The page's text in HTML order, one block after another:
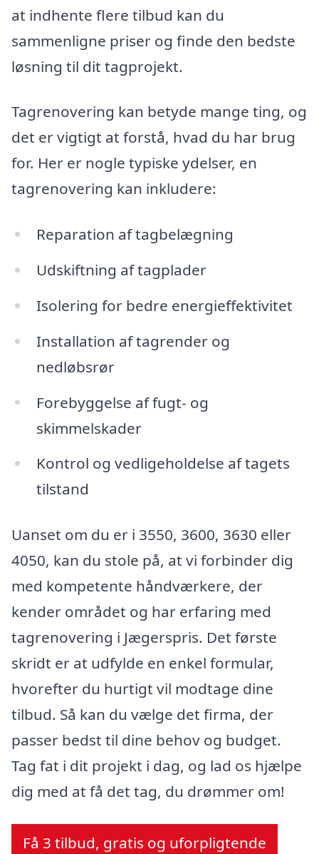
at indhente flere tilbud kan du
sammenligne priser og finde den bedste
løsning til dit tagprojekt.
Tagrenovering kan betyde mange ting, og
det er vigtigt at forstå, hvad du har brug
for. Her er nogle typiske ydelser, en
tagrenovering kan inkludere:
Reparation af tagbelægning
Udskiftning af tagplader
Isolering for bedre energieffektivitet
Installation af tagrender og
nedløbsrør
Forebyggelse af fugt- og
skimmelskader
Kontrol og vedligeholdelse af tagets
tilstand
Uanset om du er i 3550, 3600, 3630 eller
4050, kan du stole på, at vi forbinder dig
med kompetente håndværkere, der
kender området og har erfaring med
tagrenovering i Jægerspris. Det første
skridt er at udfylde en enkel formular,
hvorefter du hurtigt vil modtage dine
tilbud. Så kan du vælge det firma, der
passer bedst til dine behov og budget.
Tag fat i dit projekt i dag, og lad os hjælpe
dig med at få det tag, du drømmer om!
Få 3 tilbud, gratis og uforpligtende